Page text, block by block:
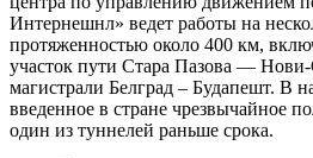
Интернешнл» ведет работы на
протяженностью около 400 км,
участок пути Стара Пазова — Нови-
магистрали Белград – Будапешт. В
введенное в стране чрезвычайное
один из туннелей раньше срока.